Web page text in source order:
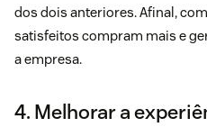
dos dois anteriores. Afinal,
satisfeitos compram mais e
a empresa.
4. Melhorar a